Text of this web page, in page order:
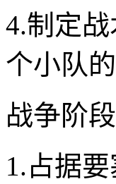
4.制定
个小队
战争阶段
1.占据